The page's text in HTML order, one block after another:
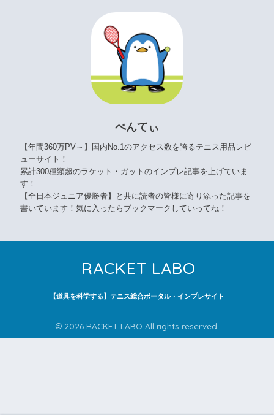
ぺんてぃ
【年間360万PV～】国内No.1のアクセス数を誇るテニス用品レビ
ューサイト！
累計300種類超のラケット・ガットのインプレ記事を上げていま
す！
【全日本ジュニア優勝者】と共に読者の皆様に寄り添った記事を
書いています！気に入ったらブックマークしていってね！
RACKET LABO
【道具を科学する】テニス総合ポータル・インプレサイト
© 2026 RACKET LABO All rights reserved.